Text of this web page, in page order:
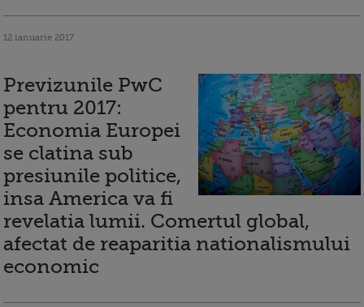
12 ianuarie 2017
Previzunile PwC
pentru 2017:
Economia Europei
se clatina sub
presiunile politice,
insa America va fi
revelatia lumii. Comertul global,
afectat de reaparitia nationalismului
economic